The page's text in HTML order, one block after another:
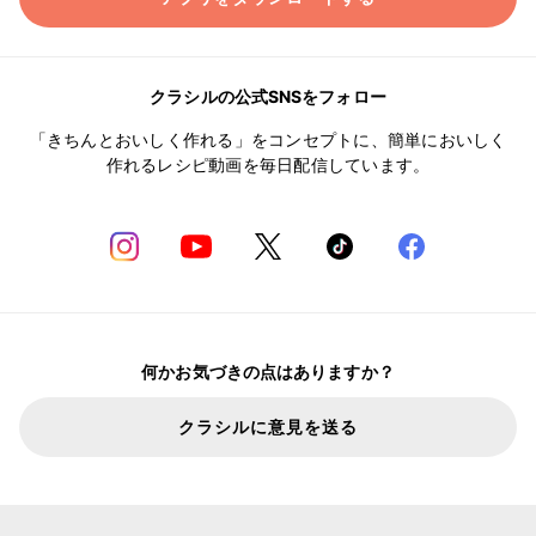
クラシルの公式SNSをフォロー
「きちんとおいしく作れる」をコンセプトに、簡単においしく
作れるレシピ動画を毎日配信しています。
何かお気づきの点はありますか？
クラシルに意見を送る